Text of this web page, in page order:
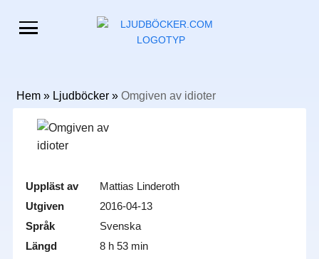
Hem» Ljudböcker» Omgiven av idioter
Uppläst av
Mattias Linderoth
Utgiven
2016-04-13
Språk
Svenska
Längd
8 h 53 min